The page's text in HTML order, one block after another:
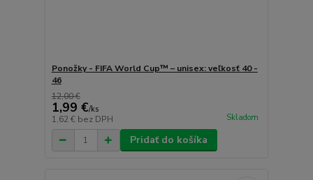
Ponožky - FIFA World Cup™ – unisex: veľkosť 40 -
46
12,00 €
1,99 €/ks
1,62 € bez DPH Skladom
Pridať do košíka